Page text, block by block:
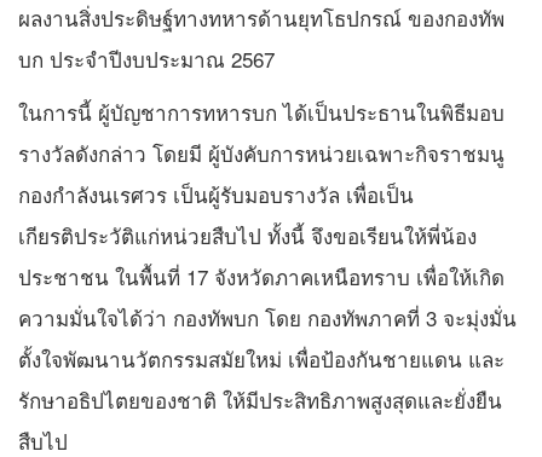
ผลงานสิ่งประดิษฐ์ทางทหารด้านยุทโธปกรณ์ ของกองทัพ
บก ประจำปีงบประมาณ 2567
ในการนี้ ผู้บัญชาการทหารบก ได้เป็นประธานในพิธีมอบ
รางวัลดังกล่าว โดยมี ผู้บังคับการหน่วยเฉพาะกิจราชมนู
กองกำลังนเรศวร เป็นผู้รับมอบรางวัล เพื่อเป็น
เกียรติประวัติแก่หน่วยสืบไป ทั้งนี้ จึงขอเรียนให้พี่น้อง
ประชาชน ในพื้นที่ 17 จังหวัดภาคเหนือทราบ เพื่อให้เกิด
ความมั่นใจได้ว่า กองทัพบก โดย กองทัพภาคที่ 3 จะมุ่งมั่น
ตั้งใจพัฒนานวัตกรรมสมัยใหม่ เพื่อป้องกันชายแดน และ
รักษาอธิปไตยของชาติ ให้มีประสิทธิภาพสูงสุดและยั่งยืน
สืบไป